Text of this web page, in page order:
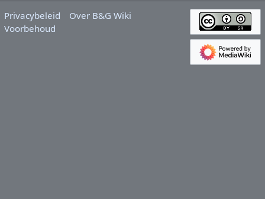
Privacybeleid
Over B&G Wiki
Voorbehoud